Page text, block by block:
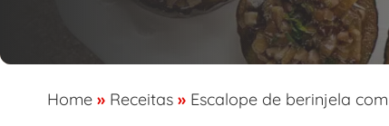
Home » Receitas » Escalope de berinjela